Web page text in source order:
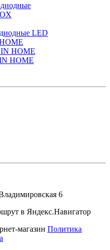
LED
HOME
HOME
6
в Яндекс.Навигатор
магазин Политика